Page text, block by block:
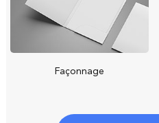
Façonnage